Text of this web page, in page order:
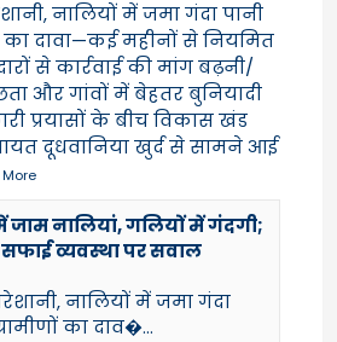
नालियों में जमा गंदा पानी
का दावा—कई महीनों से नियमित
से कार्रवाई की मांग बढ़नी/
और गांवों में बेहतर बुनियादी
प्रयासों के बीच विकास खंड
दूधवानिया खुर्द से सामने आई
More
जाम नालियां, गलियों में गंदगी;
सफाई व्यवस्था पर सवाल
नालियों में जमा गंदा
का दाव�...